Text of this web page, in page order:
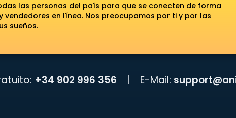
las personas del país para que se conecten de forma
en línea. Nos preocupamos por ti y por las
sueños.
+34 902 996 356 E-Mail: